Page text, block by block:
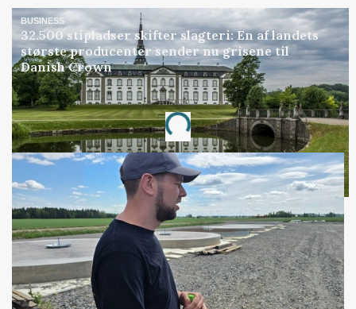
BUSINESS
32.500 stipladser skifter slagteri: En af landets
største producenter sender nu grisene til
Danish Crown
Annonce
Loading...